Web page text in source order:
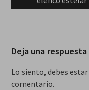
Deja una respuesta
Lo siento, debes estar
comentario.